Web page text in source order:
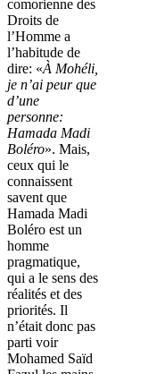
comorienne des
Droits de
l’Homme a
l’habitude de
dire: «À Mohéli,
je n’ai peur que
d’une
personne:
Hamada Madi
Boléro». Mais,
ceux qui le
connaissent
savent que
Hamada Madi
Boléro est un
homme
pragmatique,
qui a le sens des
réalités et des
priorités. Il
n’était donc pas
parti voir
Mohamed Saïd